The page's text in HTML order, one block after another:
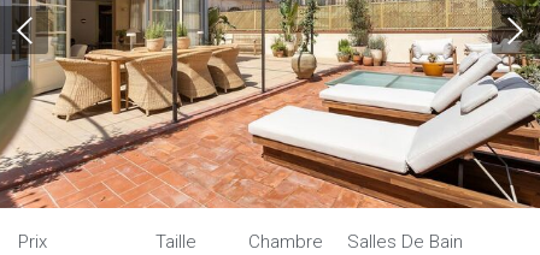
Prix Taille Chambre Salles De Bain